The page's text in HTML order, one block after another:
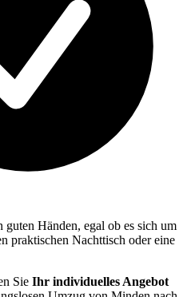
Händen, egal ob es sich um
praktischen Nachttisch oder eine
Sie Ihr individuelles Angebot